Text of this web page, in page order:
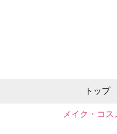
トップ
メイク・コ